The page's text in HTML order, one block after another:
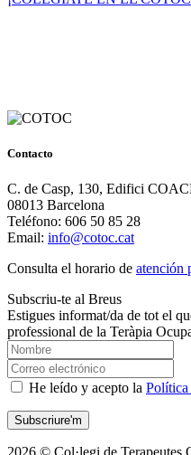
Contacto
C. de Casp, 130, Edifici
08013 Barcelona
Teléfono: 606 50 85 28
Email: info@cotoc.cat
Consulta el horario de atención
Subscriu-te al Breus
Estigues informat/da de tot el
professional de la Teràpia
He leído y acepto la Política
2026 © Col·legi de Terapeutes